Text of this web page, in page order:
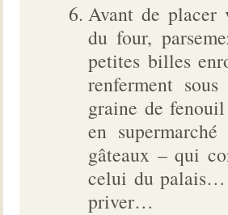
Avant de placer
du four,
petites billes
renferment
graine de
en
gâteaux – qui
celui du palais…
priver…